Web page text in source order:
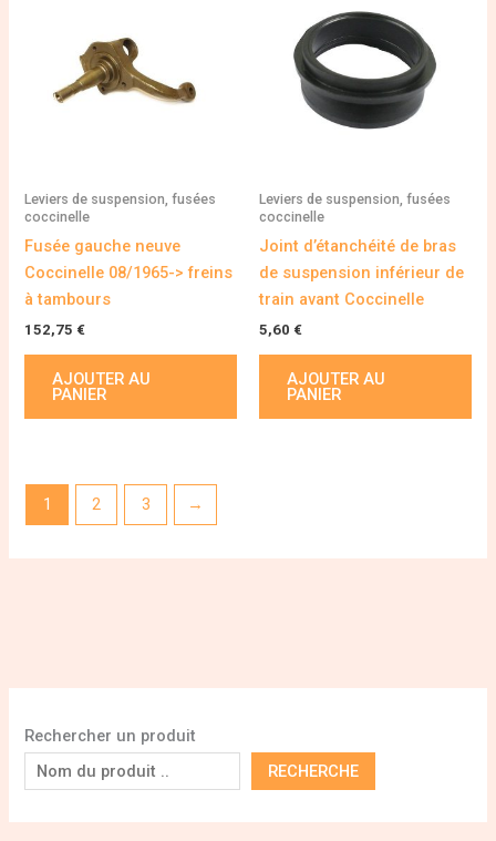
Rechercher un produit
RECHERCHE
Leviers de suspension, fusées
coccinelle
Fusée gauche neuve
Coccinelle 08/1965-> freins
à tambours
152,75 €
AJOUTER AU
PANIER
Leviers de suspension, fusées
coccinelle
Joint d’étanchéité de bras
de suspension inférieur de
train avant Coccinelle
5,60 €
AJOUTER AU
PANIER
1 2 3 →